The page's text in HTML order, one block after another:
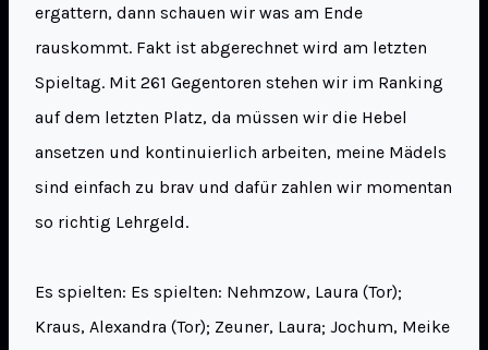
ergattern, dann schauen wir was am Ende
rauskommt. Fakt ist abgerechnet wird am letzten
Spieltag. Mit 261 Gegentoren stehen wir im Ranking
auf dem letzten Platz, da müssen wir die Hebel
ansetzen und kontinuierlich arbeiten, meine Mädels
sind einfach zu brav und dafür zahlen wir momentan
so richtig Lehrgeld.
Es spielten: Es spielten: Nehmzow, Laura (Tor);
Kraus, Alexandra (Tor); Zeuner, Laura; Jochum, Meike